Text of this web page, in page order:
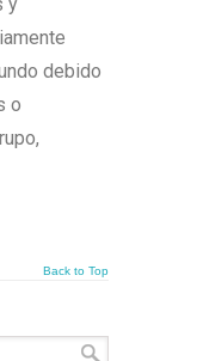
debido
o
Back to Top